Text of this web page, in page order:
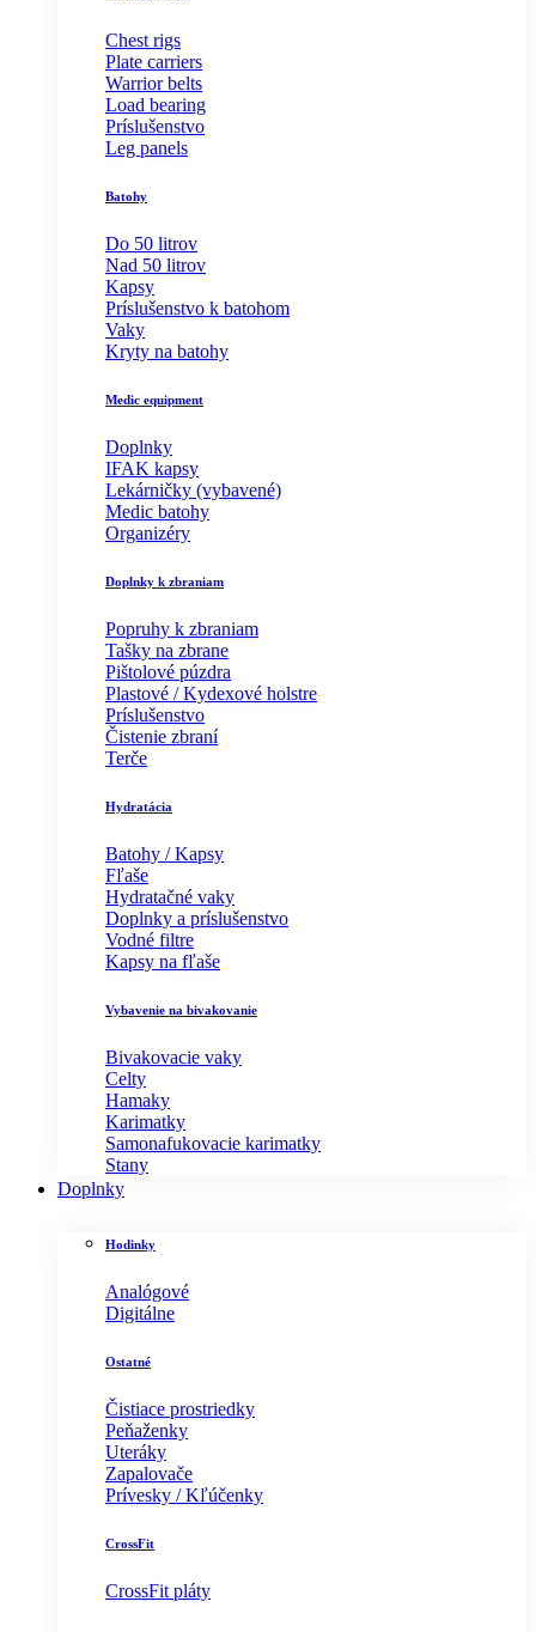
Chest rigs
Plate carriers
Warrior belts
Load bearing
Príslušenstvo
Leg panels
Batohy
Do 50 litrov
Nad 50 litrov
Kapsy
Príslušenstvo k batohom
Vaky
Kryty na batohy
Medic equipment
Doplnky
IFAK kapsy
Lekárničky (vybavené)
Medic batohy
Organizéry
Doplnky k zbraniam
Popruhy k zbraniam
Tašky na zbrane
Pištolové púzdra
Plastové / Kydexové holstre
Príslušenstvo
Čistenie zbraní
Terče
Hydratácia
Batohy / Kapsy
Fľaše
Hydratačné vaky
Doplnky a príslušenstvo
Vodné filtre
Kapsy na fľaše
Vybavenie na bivakovanie
Bivakovacie vaky
Celty
Hamaky
Karimatky
Samonafukovacie karimatky
Stany
Doplnky
Hodinky
Analógové
Digitálne
Ostatné
Čistiace prostriedky
Peňaženky
Uteráky
Zapalovače
Prívesky / Kľúčenky
CrossFit
CrossFit pláty